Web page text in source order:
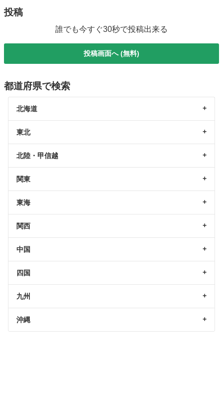
投稿
誰でも今すぐ30秒で投稿出来る
投稿画面へ (無料)
都道府県で検索
北海道
東北
北陸・甲信越
関東
東海
関西
中国
四国
九州
沖縄